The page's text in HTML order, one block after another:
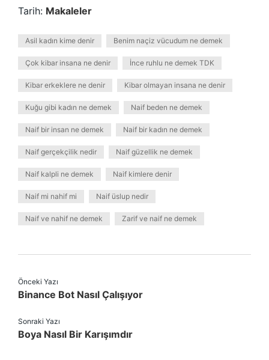
Tarih: Makaleler
Asil kadın kime denir Benim naçiz vücudum ne demek
Çok kibar insana ne denir İnce ruhlu ne demek TDK
Kibar erkeklere ne denir Kibar olmayan insana ne denir
Kuğu gibi kadın ne demek Naif beden ne demek
Naif bir insan ne demek Naif bir kadın ne demek
Naif gerçekçilik nedir Naif güzellik ne demek
Naif kalpli ne demek Naif kimlere denir
Naif mi nahif mi Naif üslup nedir
Naif ve nahif ne demek Zarif ve naif ne demek
Önceki Yazı
Binance Bot Nasıl Çalışıyor
Sonraki Yazı
Boya Nasıl Bir Karışımdır